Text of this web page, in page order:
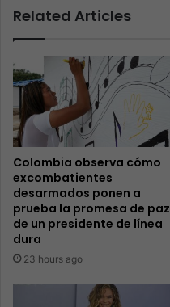
Related Articles
Colombia observa cómo
excombatientes
desarmados ponen a
prueba la promesa de paz
de un presidente de línea
dura
23 hours ago